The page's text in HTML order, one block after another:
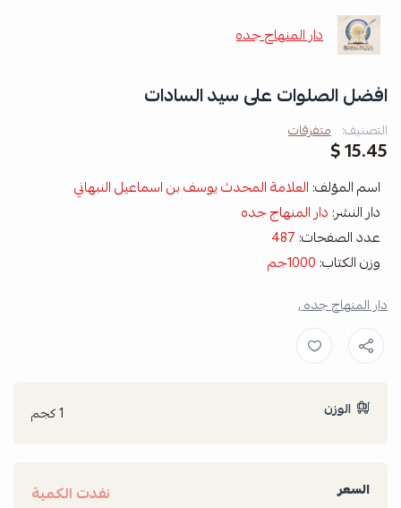
دار المنهاج جده
افضل الصلوات على سيد السادات
التصنيف: متفرقات
15.45 $
اسم المؤلف: العلامة المحدث يوسف بن اسماعيل النبهاني
دار النشر: دار المنهاج جده
عدد الصفحات: 487
وزن الكتاب: 1000جم
دار المنهاج جده ,
الوزن 1 كجم
السعر نفدت الكمية